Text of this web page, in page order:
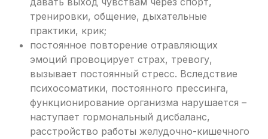
тренировки, общение, дыхательные
практики, крик;
постоянное повторение отравляющих
эмоций провоцирует страх, тревогу,
вызывает постоянный стресс. Вследствие
психосоматики, постоянного прессинга,
функционирование организма нарушается –
наступает гормональный дисбаланс,
расстройство работы желудочно-кишечного